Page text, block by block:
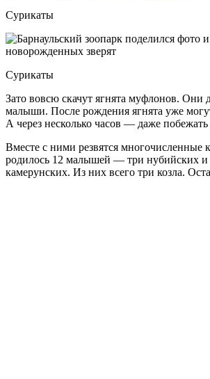
Сурикаты
Сурикаты
Зато вовсю скачут ягнята муфлонов. Они
малыши. После рождения ягнята уже
А через несколько часов — даже побежать
Вместе с ними резвятся многочисленные
родилось 12 малышей — три нубийских и
камерунских. Из них всего три козла.